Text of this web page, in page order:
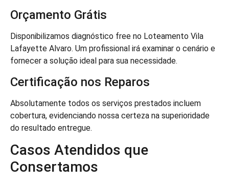
Orçamento Grátis
Disponibilizamos diagnóstico free no Loteamento Vila
Lafayette Alvaro. Um profissional irá examinar o cenário e
fornecer a solução ideal para sua necessidade.
Certificação nos Reparos
Absolutamente todos os serviços prestados incluem
cobertura, evidenciando nossa certeza na superioridade
do resultado entregue.
Casos Atendidos que
Consertamos